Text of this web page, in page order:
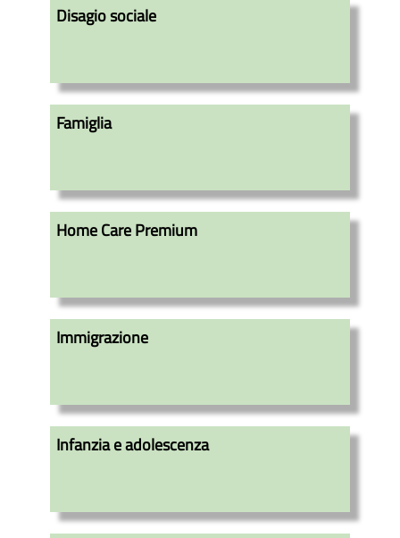
Disagio sociale
Famiglia
Home Care Premium
Immigrazione
Infanzia e adolescenza